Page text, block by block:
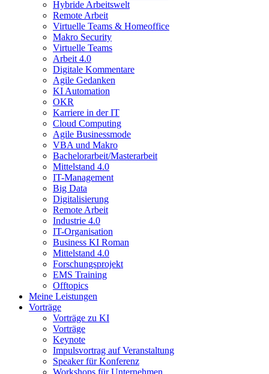
Hybride Arbeitswelt
Remote Arbeit
Virtuelle Teams & Homeoffice
Makro Security
Virtuelle Teams
Arbeit 4.0
Digitale Kommentare
Agile Gedanken
KI Automation
OKR
Karriere in der IT
Cloud Computing
Agile Businessmode
VBA und Makro
Bachelorarbeit/Masterarbeit
Mittelstand 4.0
IT-Management
Big Data
Digitalisierung
Remote Arbeit
Industrie 4.0
IT-Organisation
Business KI Roman
Mittelstand 4.0
Forschungsprojekt
EMS Training
Offtopics
Meine Leistungen
Vorträge
Vorträge zu KI
Vorträge
Keynote
Impulsvortrag auf Veranstaltung
Speaker für Konferenz
Workshops für Unternehmen